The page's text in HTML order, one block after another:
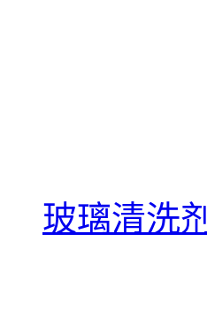
玻璃清洗剂